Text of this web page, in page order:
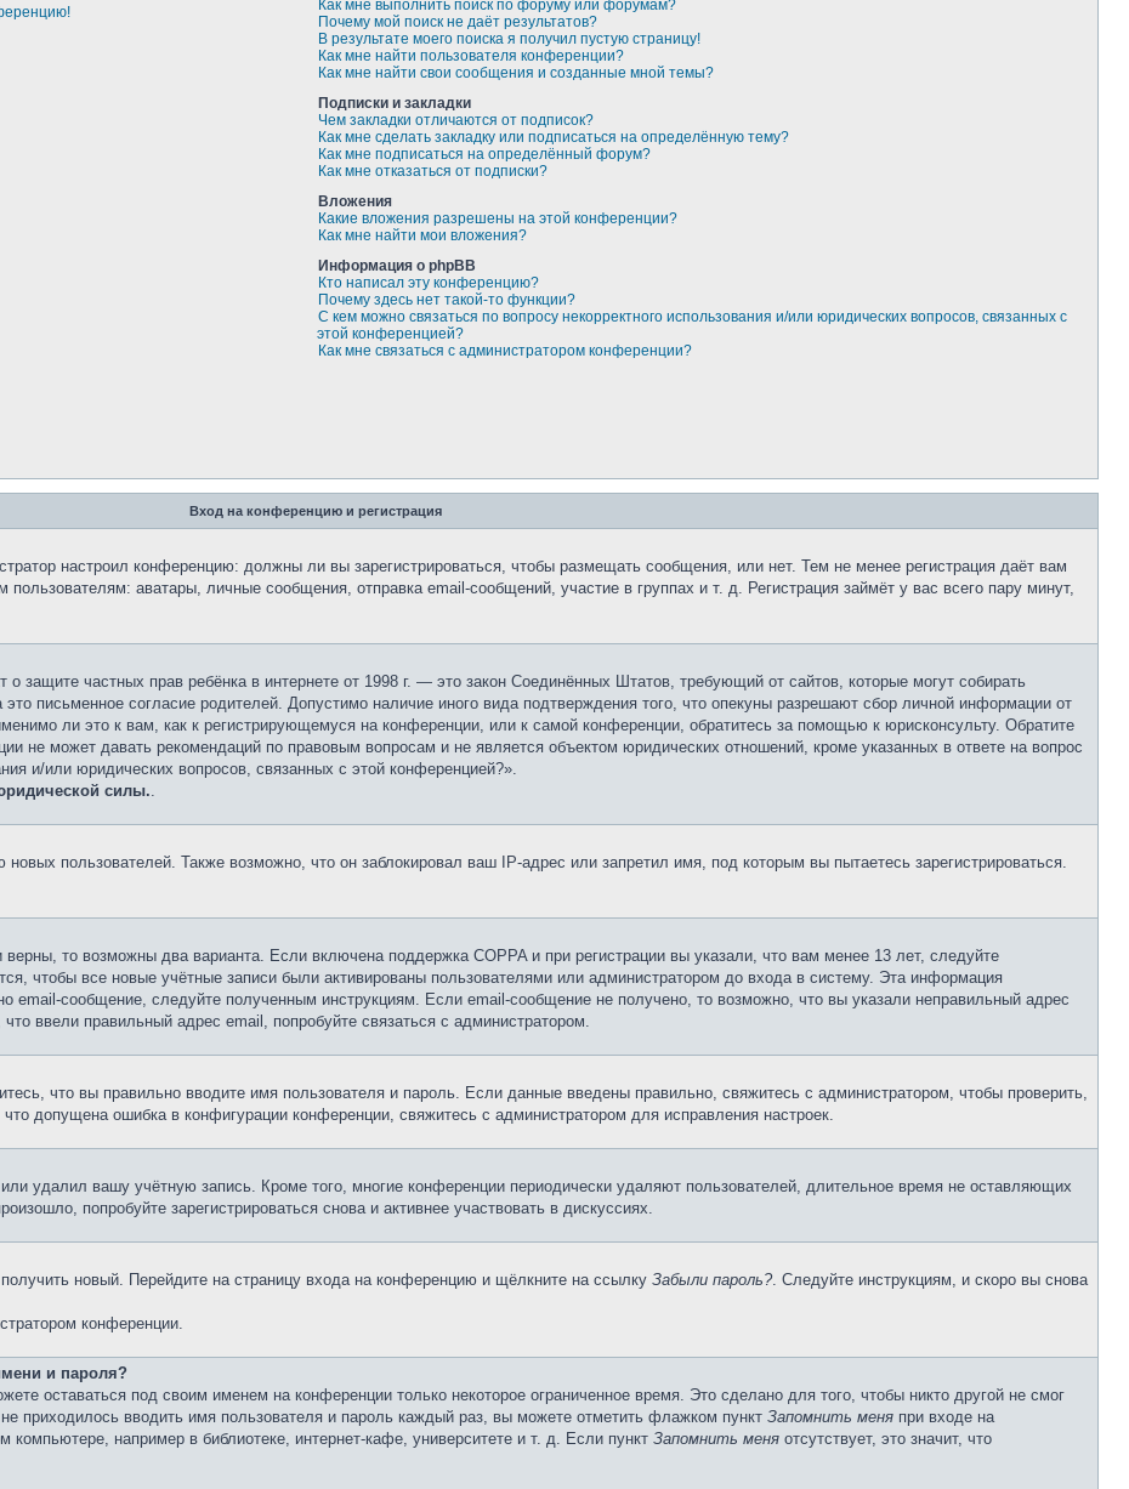
Как мне выполнить поиск по форуму или форумам?
Почему мой поиск не даёт результатов?
В результате моего поиска я получил пустую страницу!
Как мне найти пользователя конференции?
Как мне найти свои сообщения и созданные мной темы?
Подписки и закладки
Чем закладки отличаются от подписок?
Как мне сделать закладку или подписаться на определённую тему?
Как мне подписаться на определённый форум?
Как мне отказаться от подписки?
Вложения
Какие вложения разрешены на этой конференции?
Как мне найти мои вложения?
Информация о phpBB
Кто написал эту конференцию?
Почему здесь нет такой-то функции?
С кем можно связаться по вопросу некорректного использования и/или юридических вопросов, связанных с
этой конференцией?
Как мне связаться с администратором конференции?
Вход на конференцию и регистрация
настроил конференцию: должны ли вы зарегистрироваться, чтобы размещать сообщения, или нет. Тем не менее регистрация даёт вам
аватары, личные сообщения, отправка email-сообщений, участие в группах и т. д. Регистрация займёт у вас всего пару минут,
защите частных прав ребёнка в интернете от 1998 г. — это закон Соединённых Штатов, требующий от сайтов, которые могут собирать
письменное согласие родителей. Допустимо наличие иного вида подтверждения того, что опекуны разрешают сбор личной информации от
ли это к вам, как к регистрирующемуся на конференции, или к самой конференции, обратитесь за помощью к юрисконсульту. Обратите
не может давать рекомендаций по правовым вопросам и не является объектом юридических отношений, кроме указанных в ответе на вопрос
и/или юридических вопросов, связанных с этой конференцией?».
силы..
пользователей. Также возможно, что он заблокировал ваш IP-адрес или запретил имя, под которым вы пытаетесь зарегистрироваться.
то возможны два варианта. Если включена поддержка COPPA и при регистрации вы указали, что вам менее 13 лет, следуйте
чтобы все новые учётные записи были активированы пользователями или администратором до входа в систему. Эта информация
email-сообщение, следуйте полученным инструкциям. Если email-сообщение не получено, то возможно, что вы указали неправильный адрес
ввели правильный адрес email, попробуйте связаться с администратором.
что вы правильно вводите имя пользователя и пароль. Если данные введены правильно, свяжитесь с администратором, чтобы проверить,
допущена ошибка в конфигурации конференции, свяжитесь с администратором для исправления настроек.
удалил вашу учётную запись. Кроме того, многие конференции периодически удаляют пользователей, длительное время не оставляющих
попробуйте зарегистрироваться снова и активнее участвовать в дискуссиях.
новый. Перейдите на страницу входа на конференцию и щёлкните на ссылку Забыли пароль?. Следуйте инструкциям, и скоро вы снова
конференции.
и пароля?
оставаться под своим именем на конференции только некоторое ограниченное время. Это сделано для того, чтобы никто другой не смог
приходилось вводить имя пользователя и пароль каждый раз, вы можете отметить флажком пункт Запомнить меня при входе на
например в библиотеке, интернет-кафе, университете и т. д. Если пункт Запомнить меня отсутствует, это значит, что